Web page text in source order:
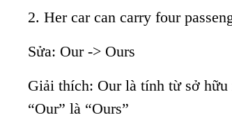
2. Her car can carry four
Sửa: Our -> Ours
Giải thích: Our là tính từ sở hữu
“Our” là “Ours”